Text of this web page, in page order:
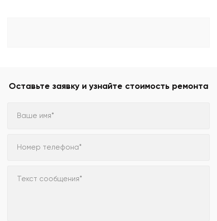
Оставьте заявку и узнайте стоимость ремонта
Ваше имя*
Номер телефона*
Текст сообщения*